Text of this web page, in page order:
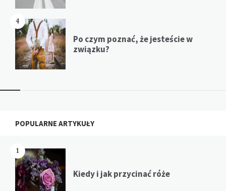
4
Po czym poznać, że jesteście w
związku?
Widgets
POPULARNE ARTYKUŁY
1
Kiedy i jak przycinać róże